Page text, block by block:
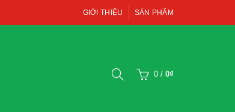
GIỚI THIỆU SẢN PHẨM
0 / 0₫